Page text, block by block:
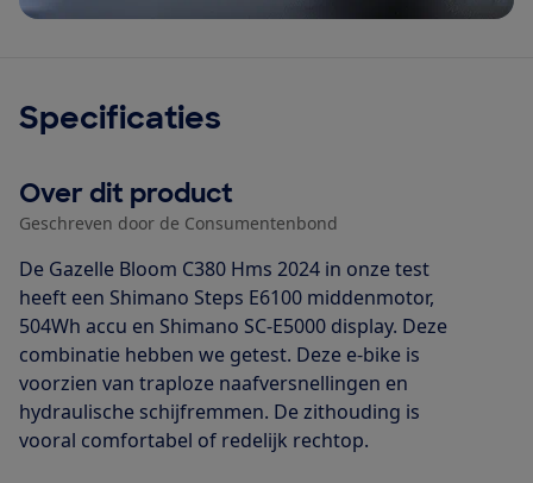
Specificaties
Over dit product
Geschreven door de Consumentenbond
De Gazelle Bloom C380 Hms 2024 in onze test
heeft een Shimano Steps E6100 middenmotor,
504Wh accu en Shimano SC-E5000 display. Deze
combinatie hebben we getest. Deze e-bike is
voorzien van traploze naafversnellingen en
hydraulische schijfremmen. De zithouding is
vooral comfortabel of redelijk rechtop.